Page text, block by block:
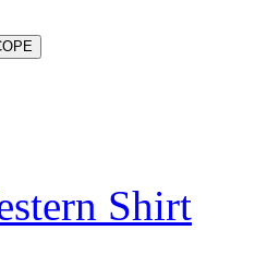
Shirt